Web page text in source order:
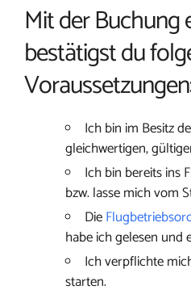
Mit der Buchung
bestätigst du
Ich bin im Besitz
gleichwertigen,
Ich bin bereits ins
bzw. lasse mich vom
Die
habe ich gelesen und
Ich verpflichte
starten.